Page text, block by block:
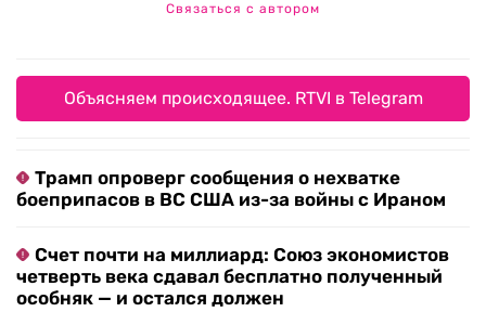
Связаться с автором
Объясняем происходящее. RTVI в Telegram
Трамп опроверг сообщения о нехватке
боеприпасов в ВС США из-за войны с Ираном
Счет почти на миллиард: Союз экономистов
четверть века сдавал бесплатно полученный
особняк — и остался должен